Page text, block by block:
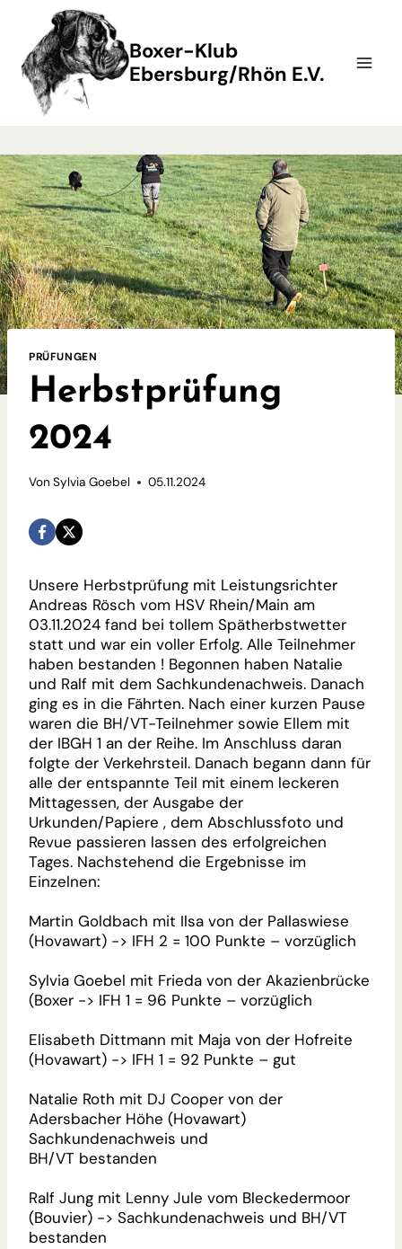
springen
Boxer-Klub
Ebersburg/Rhön E.V.
PRÜFUNGEN
Herbstprüfung
2024
Von Sylvia Goebel 05.11.2024
Unsere Herbstprüfung mit Leistungsrichter
Andreas Rösch vom HSV Rhein/Main am
03.11.2024 fand bei tollem Spätherbstwetter
statt und war ein voller Erfolg. Alle Teilnehmer
haben bestanden ! Begonnen haben Natalie
und Ralf mit dem Sachkundenachweis. Danach
ging es in die Fährten. Nach einer kurzen Pause
waren die BH/VT-Teilnehmer sowie Ellem mit
der IBGH 1 an der Reihe. Im Anschluss daran
folgte der Verkehrsteil. Danach begann dann für
alle der entspannte Teil mit einem leckeren
Mittagessen, der Ausgabe der
Urkunden/Papiere , dem Abschlussfoto und
Revue passieren lassen des erfolgreichen
Tages. Nachstehend die Ergebnisse im
Einzelnen:
Martin Goldbach mit Ilsa von der Pallaswiese
(Hovawart) -> IFH 2 = 100 Punkte – vorzüglich
Sylvia Goebel mit Frieda von der Akazienbrücke
(Boxer -> IFH 1 = 96 Punkte – vorzüglich
Elisabeth Dittmann mit Maja von der Hofreite
(Hovawart) -> IFH 1 = 92 Punkte – gut
Natalie Roth mit DJ Cooper von der
Adersbacher Höhe (Hovawart)
Sachkundenachweis und
BH/VT bestanden
Ralf Jung mit Lenny Jule vom Bleckedermoor
(Bouvier) -> Sachkundenachweis und BH/VT
bestanden